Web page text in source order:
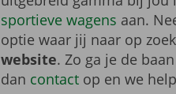
sportieve wagens aan.
optie waar jij naar op
website. Zo ga je de
dan contactop en we